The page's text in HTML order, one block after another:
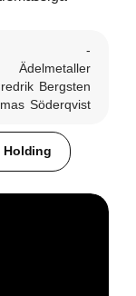
-
Ädelmetaller
Bergsten
Söderqvist
Holding